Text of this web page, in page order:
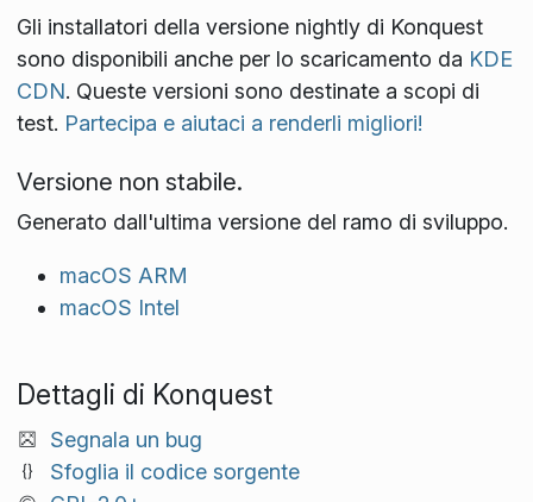
Gli installatori della versione nightly di Konquest
sono disponibili anche per lo scaricamento da KDE
CDN. Queste versioni sono destinate a scopi di
test. Partecipa e aiutaci a renderli migliori!
Versione non stabile.
Generato dall'ultima versione del ramo di sviluppo.
macOS ARM
macOS Intel
Dettagli di Konquest
Segnala un bug
Sfoglia il codice sorgente